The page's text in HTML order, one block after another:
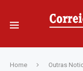
Home Outras